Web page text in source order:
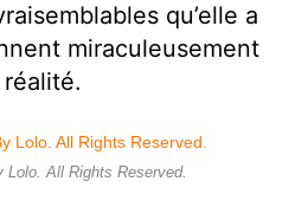
qu’elle a
miraculeusement
réalité.
Lolo. All Rights Reserved.